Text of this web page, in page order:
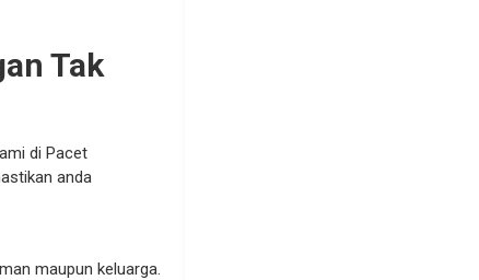
Tak
di Pacet
anda
maupun keluarga.